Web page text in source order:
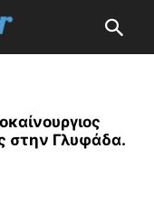
στην Γλυφάδα.